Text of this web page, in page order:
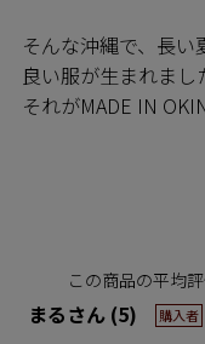
そんな沖縄で、長
良い服が生まれまし
それがMADE IN
まる 5 購入者